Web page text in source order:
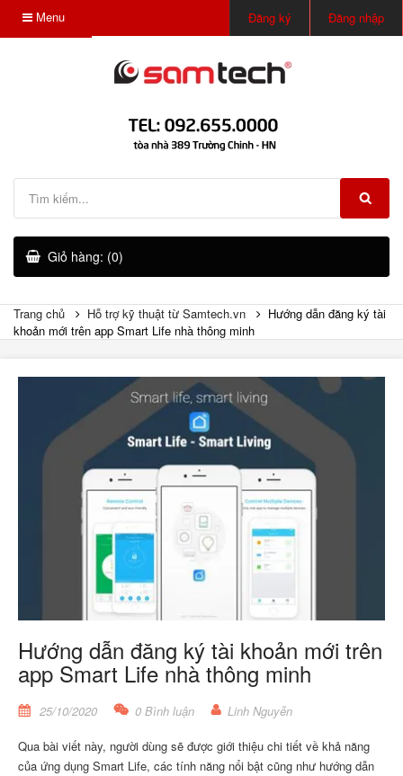
Menu Đăng ký Đăng nhập
Giỏ hàng: (0)
Trang chủ Hỗ trợ kỹ thuật từ Samtech.vn
Hướng dẫn đăng ký tài
khoản mới trên app Smart Life nhà thông minh
Hướng dẫn đăng ký tài khoản mới trên
app Smart Life nhà thông minh
25/10/2020 0 Bình luận Linh Nguyễn
Qua bài viết này, người dùng sẽ được giới thiệu chi tiết về khả năng
của ứng dụng Smart Life, các tính năng nổi bật cũng như hướng dẫn